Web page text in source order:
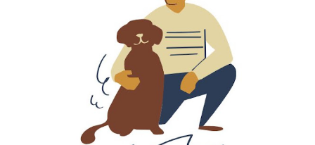
Entah sejak kapan kealiman diukur dari panjangnya sorban
atau viralnya ceramah. Di banyak tempat, kelompok yang
paling keras bicara soal dosa justru paling aktif
menciptakannya. Mereka mengatasnamakan agama untuk
melabeli orang lain sesat, sementara diri sendiri tenggelam
dalam kemewahan hasil korupsi dan suap. Lebih parahnya
lagi, mereka berlindung di balik nama lembaga keagamaa...